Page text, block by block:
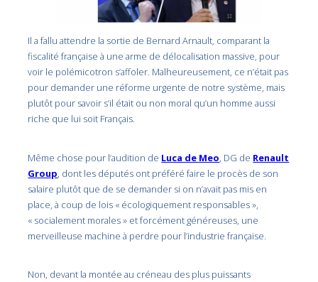
Il a fallu attendre la sortie de Bernard Arnault, comparant la
fiscalité française à une arme de délocalisation massive, pour
voir le polémicotron s’affoler. Malheureusement, ce n’était pas
pour demander une réforme urgente de notre système, mais
plutôt pour savoir s’il était ou non moral qu’un homme aussi
riche que lui soit Français.
Même chose pour l’audition de Luca de Meo, DG de Renault
Group, dont les députés ont préféré faire le procès de son
salaire plutôt que de se demander si on n’avait pas mis en
place, à coup de lois « écologiquement responsables »,
« socialement morales » et forcément généreuses, une
merveilleuse machine à perdre pour l’industrie française.
Non, devant la montée au créneau des plus puissants